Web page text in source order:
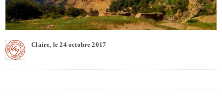
Claire, le 24 octobre 2017